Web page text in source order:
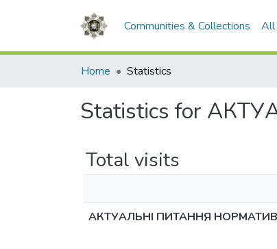
Communities & Collections All
Home Statistics
Statistics for
Total visits
АКТУАЛЬНІ ПИТАННЯ